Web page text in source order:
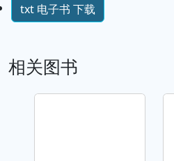
txt 电子书 下载
相关图书